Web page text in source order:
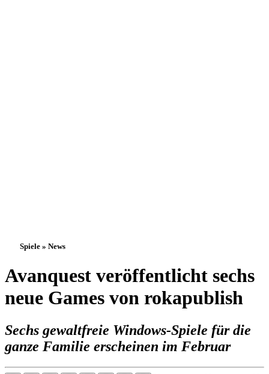
Spiele » News
Avanquest veröffentlicht sechs
neue Games von rokapublish
Sechs gewaltfreie Windows-Spiele für die
ganze Familie erscheinen im Februar